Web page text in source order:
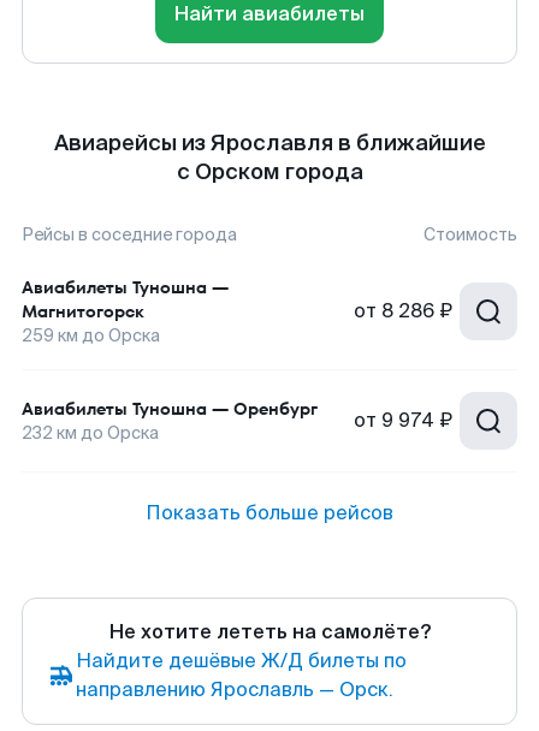
Найти авиабилеты
Авиарейсы из Ярославля в ближайшие
с Орском города
Рейсы в соседние города Стоимость
Авиабилеты Туношна —
Магнитогорск
259 км до Орска
от 8 286 ₽
Авиабилеты Туношна — Оренбург
232 км до Орска от 9 974 ₽
Показать больше рейсов
Не хотите лететь на самолёте?
Найдите дешёвые Ж/Д билеты по
направлению Ярославль — Орск.